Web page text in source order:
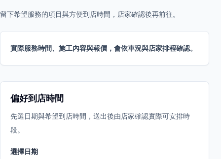
留下希望服務的項目與方便到店時間，店家確認後再前往。
實際服務時間、施工內容與報價，會依車況與店家排程確認。
偏好到店時間
先選日期與希望到店時間，送出後由店家確認實際可安排時
段。
選擇日期